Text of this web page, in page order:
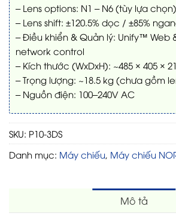
– Lens options: N1 – N6 (tùy lựa chọn)
– Lens shift: ±120.5% dọc / ±85%
– Điều khiển & Quản lý: Unify™ Web
network control
– Kích thước (WxDxH): ~485 × 405 ×
– Trọng lượng: ~18.5 kg (chưa gồm
– Nguồn điện: 100–240V AC
SKU: P10-3DS
Danh mục: Máy chiếu Máy chiếu
Mô tả